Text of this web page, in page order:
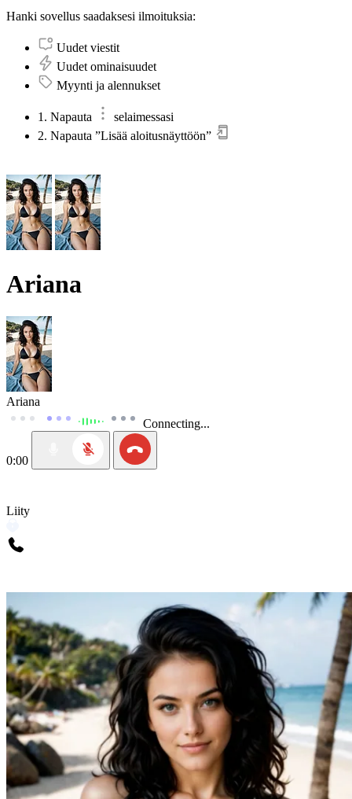
Hanki sovellus saadaksesi ilmoituksia:
Uudet viestit
Uudet ominaisuudet
Myynti ja alennukset
1. Napauta
selaimessasi
2. Napauta ”Lisää aloitusnäyttöön”
Ariana
Ariana
Connecting...
0:00
Liity